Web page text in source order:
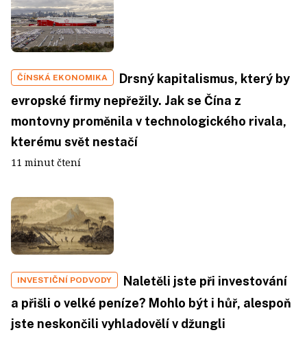
ČÍNSKÁ EKONOMIKA
Drsný kapitalismus, který by
evropské firmy nepřežily. Jak se Čína z
montovny proměnila v technologického rivala,
kterému svět nestačí
11 minut čtení
INVESTIČNÍ PODVODY
Naletěli jste při investování
a přišli o velké peníze? Mohlo být i hůř, alespoň
jste neskončili vyhladovělí v džungli